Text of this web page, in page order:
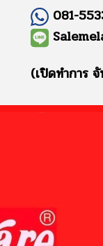
081-
(เปิดทำการ